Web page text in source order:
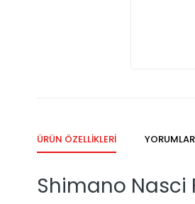
ÜRÜN ÖZELLIKLERI YORUMLAR
Shimano Nasci